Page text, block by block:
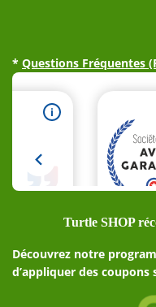
* Questions Fréquentes
Turtle SHOP
Découvrez notre
d’appliquer des